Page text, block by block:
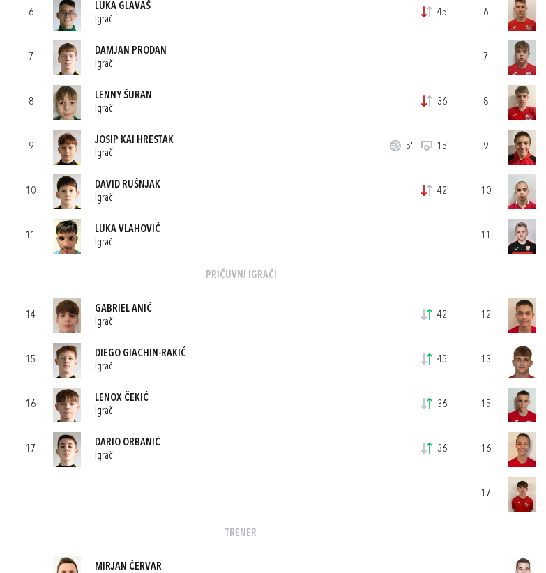
6
LUKA GLAVAŠ
Igrač
45'
7
DAMJAN PRODAN
Igrač
8
LENNY ŠURAN
Igrač
36'
9
JOSIP KAI HRESTAK
Igrač
5' 15'
10
DAVID RUŠNJAK
Igrač
42'
11
LUKA VLAHOVIĆ
Igrač
PRIČUVNI IGRAČI
14
GABRIEL ANIĆ
Igrač
42'
15
DIEGO GIACHIN-RAKIĆ
Igrač
45'
16
LENOX ČEKIĆ
Igrač
36'
17
DARIO ORBANIĆ
Igrač
36'
TRENER
MIRJAN ČERVAR
6
7
8
9
10
11
12
13
15
16
17